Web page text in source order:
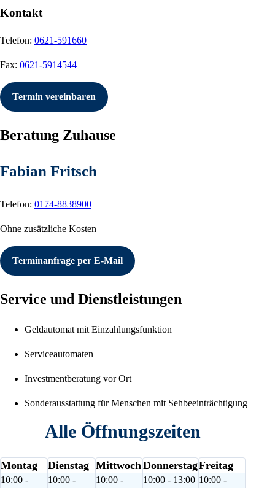
Kontakt
Telefon: 0621-591660
Fax: 0621-5914544
Termin vereinbaren
Beratung Zuhause
Fabian Fritsch
Telefon: 0174-8838900
Ohne zusätzliche Kosten
Terminanfrage per E-Mail
Service und Dienstleistungen
Geldautomat mit Einzahlungsfunktion
Serviceautomaten
Investmentberatung vor Ort
Sonderausstattung für Menschen mit Sehbeeinträchtigung
Alle Öffnungszeiten
Montag
10:00 -
Dienstag
10:00 -
Mittwoch
10:00 -
Donnerstag
10:00 - 13:00
Freitag
10:00 -